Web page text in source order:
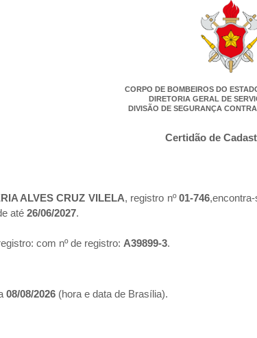
CORPO DE BOMBEIROS DO
DIRETORIA GERAL DE
DIVISÃO DE SEGURANÇA
Certidão de
ALVES CRUZ VILELA, registro nº01-746
até 26/06/2027.
com nº de registro: A39899-3.
08/08/2026 (hora e data de Brasília).